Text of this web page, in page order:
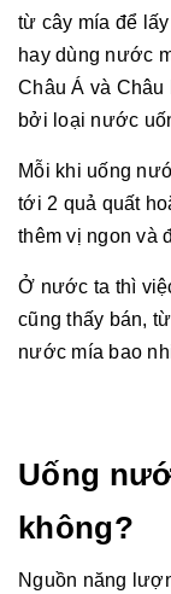
từ cây mía để
hay dùng nước
Châu Á và
bởi loại nước
Mỗi khi uống
tới 2 quả quất
thêm vị ngon và
Ở nước ta thì
cũng thấy bán,
nước mía bao
Uống
không?
Nguồn năng